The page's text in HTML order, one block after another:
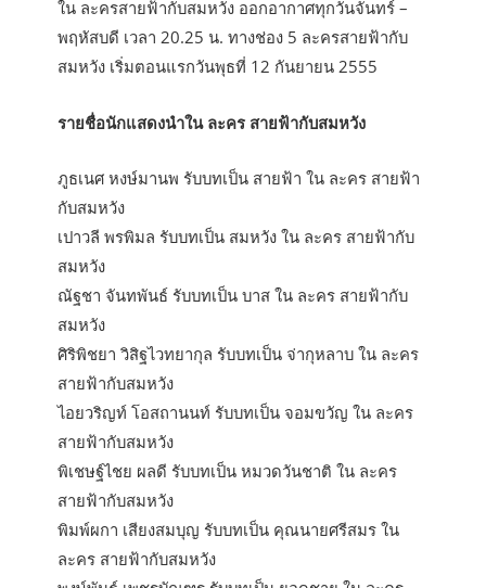
ใน ละครสายฟ้ากับสมหวัง ออกอากาศทุกวันจันทร์ –
พฤหัสบดี เวลา 20.25 น. ทางช่อง 5 ละครสายฟ้ากับ
สมหวัง เริ่มตอนแรกวันพุธที่ 12 กันยายน 2555
รายชื่อนักแสดงนำใน ละคร สายฟ้ากับสมหวัง
ภูธเนศ หงษ์มานพ รับบทเป็น สายฟ้า ใน ละคร สายฟ้า
กับสมหวัง
เปาวลี พรพิมล รับบทเป็น สมหวัง ใน ละคร สายฟ้ากับ
สมหวัง
ณัฐชา จันทพันธ์ รับบทเป็น บาส ใน ละคร สายฟ้ากับ
สมหวัง
ศิริพิชยา วิสิฐไวทยากุล รับบทเป็น จ่ากุหลาบ ใน ละคร
สายฟ้ากับสมหวัง
ไอยวริญท์ โอสถานนท์ รับบทเป็น จอมขวัญ ใน ละคร
สายฟ้ากับสมหวัง
พิเชษฐ์ไชย ผลดี รับบทเป็น หมวดวันชาติ ใน ละคร
สายฟ้ากับสมหวัง
พิมพ์ผกา เสียงสมบุญ รับบทเป็น คุณนายศรีสมร ใน
ละคร สายฟ้ากับสมหวัง